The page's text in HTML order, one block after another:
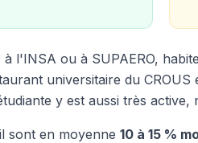
l'INSA ou à SUPAERO,
universitaire du
y est aussi très
sont en moyenne 10 à 15 %